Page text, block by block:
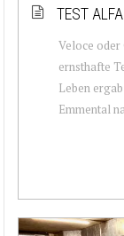
TEST
Veloce oder
ernsthafte
Leben
Emmental